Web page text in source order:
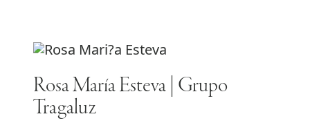
Rosa María Esteva | Grupo
Tragaluz